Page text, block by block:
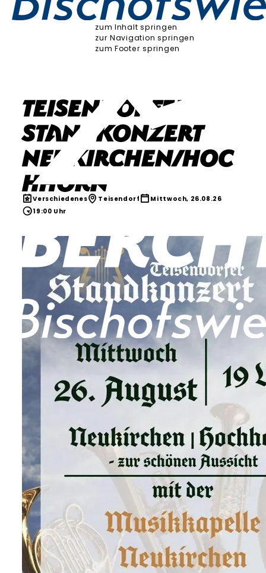
zum Inhalt springen
zur Navigation springen
zum Footer springen
Teisendorfer
Standkonzert
Neukirchen/Hoc
hhorn
Verschiedenes Teisendorf
Mittwoch, 26.08.26
19:00 Uhr